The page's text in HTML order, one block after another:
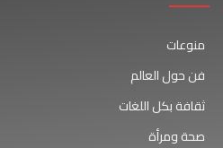
منوعات
فن حول العالم
ثقافة بكل اللغات
صحة ومرأة